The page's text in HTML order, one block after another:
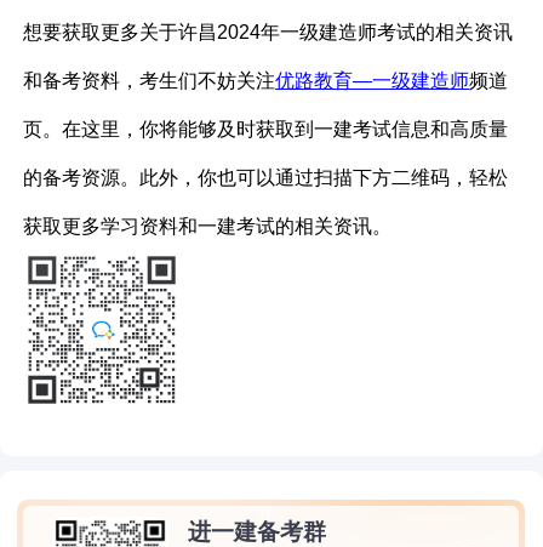
想要获取更多关于许昌2024年一级建造师考试的相关资讯
和备考资料，考生们不妨关注优路教育—一级建造师频道
页。在这里，你将能够及时获取到一建考试信息和高质量
的备考资源。此外，你也可以通过扫描下方二维码，轻松
获取更多学习资料和一建考试的相关资讯。
进一建备考群